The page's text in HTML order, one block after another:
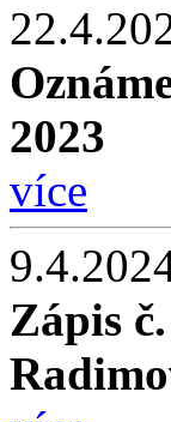
2023
více
Zápis